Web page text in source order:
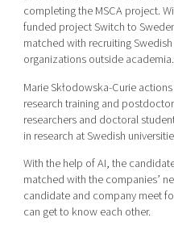
completing the MSCA project.
funded project Switch to
matched with recruiting
organizations outside academia.
Marie Skłodowska-Curie
research training and
researchers and doctoral
in research at Swedish
With the help of AI, the
matched with the companies’
candidate and company meet
can get to know each other.